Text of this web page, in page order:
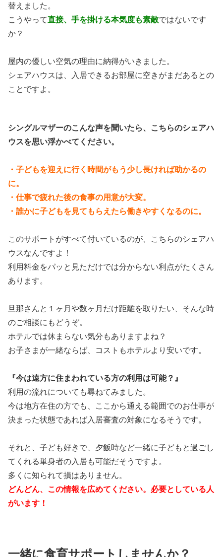
替えました。
こうやって直接、手を掛ける本気度も素敵ではないです
か？
屋内の優しい空気の理由に納得がいきました。
シェアハウスは、入居できるお部屋に空きがまだあるとの
ことですよ。
シングルマザーのこんな声を聞いたら、こちらのシェアハ
ウスを思い浮かべてください。
・子どもを迎えに行く時間がもう少し長ければ助かるの
に。
・仕事で疲れた後の食事の用意が大変。
・誰かに子どもを見てもらえたら働きやすくなるのに。
このサポートがすべて付いているのが、こちらのシェアハ
ウスなんですよ！
利用料金をパッと見ただけでは分からない利点がたくさん
あります。
旦那さんと１ヶ月や数ヶ月だけ距離を取りたい、そんな時
のご相談にもどうぞ。
ホテルでは休まらない気分もありますよね？
お子さまが一緒ならば、コストもホテルより安いです。
『今は遠方に住まわれている方の利用は可能？』
利用の流れについても尋ねてみました。
今は地方在住の方でも、ここから通える範囲でのお仕事が
決まった状態であれば入居審査の対象になるそうです。
それと、子ども好きで、夕飯時など一緒に子どもと過ごし
てくれる単身者の入居も可能だそうですよ。
多くに知られて損はありません。
どんどん、この情報を広めてください。必要としている人
がいます！
一緒に食育サポートしませんか？